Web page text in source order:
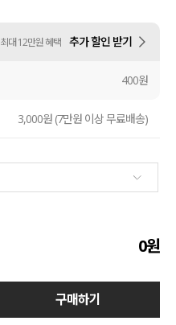
최대 12만원 혜택 추가 할인 받기
400원
3,000원 (7만원 이상 무료배송)
0원
구매하기